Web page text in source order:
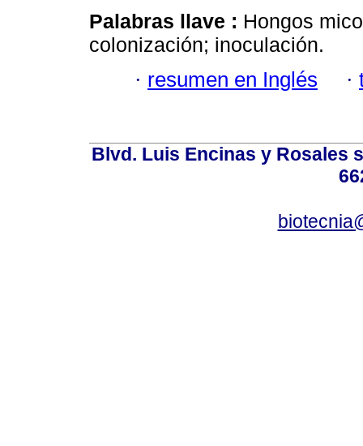
Palabras llave : Hongos
colonización; inoculación.
· resumen en Inglés ·
Blvd. Luis Encinas y Rosales